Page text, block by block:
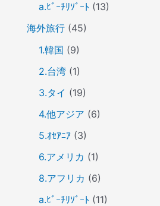
a.ﾋﾞｰﾁﾘｿﾞｰﾄ (13)
海外旅行(45)
1.韓国 (9)
2.台湾(1)
3.タイ (19)
4.他アジア (6)
5.ｵｾｱﾆｱ(3)
6.アメリカ (1)
8.アフリカ (6)
a.ﾋﾞｰﾁﾘｿﾞｰﾄ (11)